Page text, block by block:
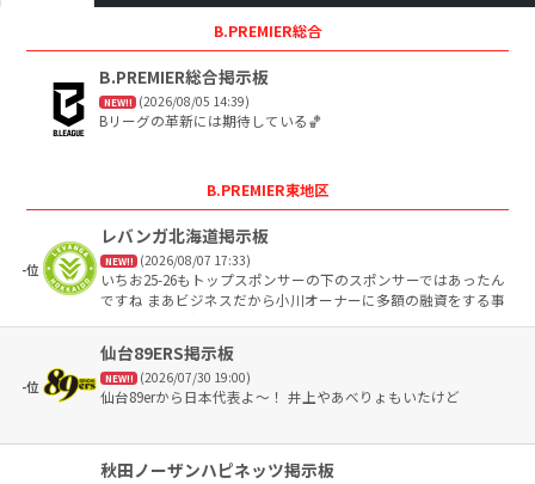
B.PREMIER総合
B.PREMIER総合掲示板
NEW!! (2026/08/05 14:39)
Bリーグの革新には期待している🏀
B.PREMIER東地区
-位
レバンガ北海道掲示板
NEW!! (2026/08/07 17:33)
いちお25-26もトップスポンサーの下のスポンサーではあったん
ですね まあビジネスだから小川オーナーに多額の融資をする事
そう 当然メガバンクとも会社で取引きあるであろう小川オーナ
ーがアリーナの相棒に敢えて北海道の地銀を選んだのはオーナ
ーの北海道に対する思いもありそう
-位
仙台89ERS掲示板
NEW!! (2026/07/30 19:00)
仙台89erから日本代表よ〜！ 井上やあべりょもいたけど
秋田ノーザンハピネッツ掲示板